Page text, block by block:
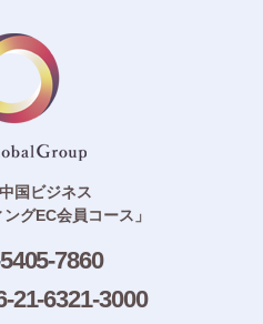
国ビジネス
グEC会員コース」
7860
21-6321-3000